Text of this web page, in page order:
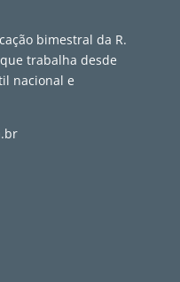
bimestral da R.
que trabalha desde
nacional e